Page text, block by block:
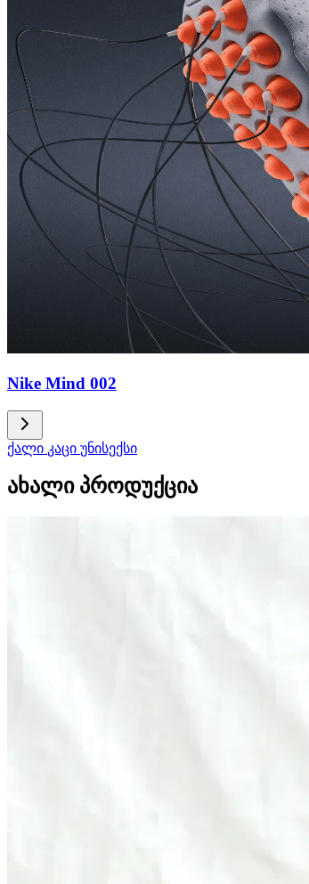
Nike Mind 002
ქალი კაცი უნისექსი
ახალი პროდუქცია